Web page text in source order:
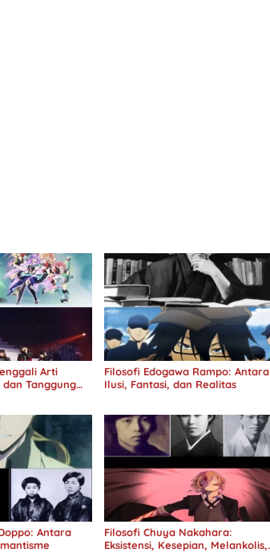
Arti
Tanggung
Filosofi Edogawa Rampo: Antara
Ilusi, Fantasi, dan Realitas
Antara
Filosofi Chuya Nakahara:
Eksistensi, Kesepian, Melankolis,